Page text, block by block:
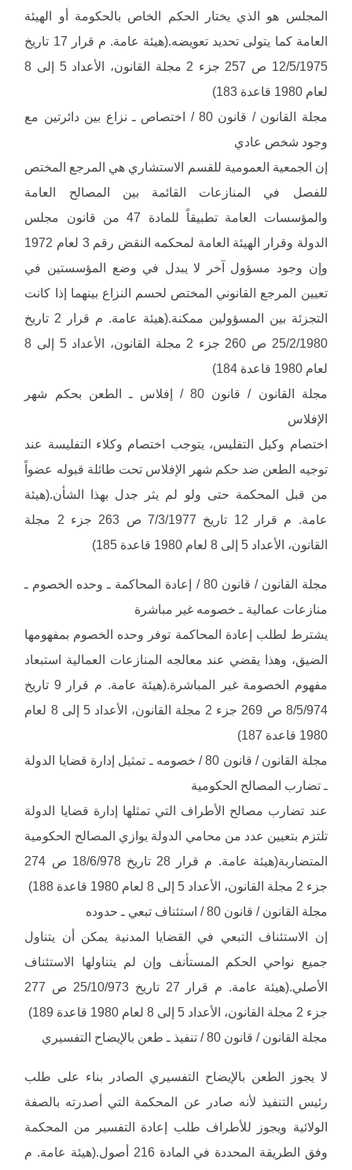
المجلس هو الذي يختار الحكم الخاص بالحكومة أو الهيئة
العامة كما يتولى تحديد تعويضه.(هيئة عامة. م قرار 17 تاريخ
12/5/1975 ص 257 جزء 2 مجلة القانون، الأعداد 5 إلى 8
لعام 1980 قاعدة 183)
مجلة القانون / قانون 80 / اختصاص ـ نزاع بين دائرتين مع
وجود شخص عادي
إن الجمعية العمومية للقسم الاستشاري هي المرجع المختص
للفصل في المنازعات القائمة بين المصالح العامة
والمؤسسات العامة تطبيقاً للمادة 47 من قانون مجلس
الدولة وقرار الهيئة العامة لمحكمه النقض رقم 3 لعام 1972
وإن وجود مسؤول آخر لا يبدل في وضع المؤسستين في
تعيين المرجع القانوني المختص لحسم النزاع بينهما إذا كانت
التجزئة بين المسؤولين ممكنة.(هيئة عامة. م قرار 2 تاريخ
25/2/1980 ص 260 جزء 2 مجلة القانون، الأعداد 5 إلى 8
لعام 1980 قاعدة 184)
مجلة القانون / قانون 80 / إفلاس ـ الطعن بحكم شهر
الإفلاس
اختصام وكيل التفليس، يتوجب اختصام وكلاء التفليسة عند
توجيه الطعن ضد حكم شهر الإفلاس تحت طائلة قبوله عضواً
من قبل المحكمة حتى ولو لم يثر جدل بهذا الشأن.(هيئة
عامة. م قرار 12 تاريخ 7/3/1977 ص 263 جزء 2 مجلة
القانون، الأعداد 5 إلى 8 لعام 1980 قاعدة 185)
مجلة القانون / قانون 80 / إعادة المحاكمة ـ وحده الخصوم ـ
منازعات عمالية ـ خصومه غير مباشرة
يشترط لطلب إعادة المحاكمة توفر وحده الخصوم بمفهومها
الضيق، وهذا يقضي عند معالجه المنازعات العمالية استبعاد
مفهوم الخصومة غير المباشرة.(هيئة عامة. م قرار 9 تاريخ
8/5/974 ص 269 جزء 2 مجلة القانون، الأعداد 5 إلى 8 لعام
1980 قاعدة 187)
مجلة القانون / قانون 80 / خصومه ـ تمثيل إدارة قضايا الدولة
ـ تضارب المصالح الحكومية
عند تضارب مصالح الأطراف التي تمثلها إدارة قضايا الدولة
تلتزم بتعيين عدد من محامي الدولة يوازي المصالح الحكومية
المتضاربة(هيئة عامة. م قرار 28 تاريخ 18/6/978 ص 274
جزء 2 مجلة القانون، الأعداد 5 إلى 8 لعام 1980 قاعدة 188)
مجلة القانون / قانون 80 / استئناف تبعي ـ حدوده
إن الاستئناف التبعي في القضايا المدنية يمكن أن يتناول
جميع نواحي الحكم المستأنف وإن لم يتناولها الاستئناف
الأصلي.(هيئة عامة. م قرار 27 تاريخ 25/10/973 ص 277
جزء 2 مجلة القانون، الأعداد 5 إلى 8 لعام 1980 قاعدة 189)
مجلة القانون / قانون 80 / تنفيذ ـ طعن بالإيضاح التفسيري
لا يجوز الطعن بالإيضاح التفسيري الصادر بناء على طلب
رئيس التنفيذ لأنه صادر عن المحكمة التي أصدرته بالصفة
الولائية ويجوز للأطراف طلب إعادة التفسير من المحكمة
وفق الطريقة المحددة في المادة 216 أصول.(هيئة عامة. م